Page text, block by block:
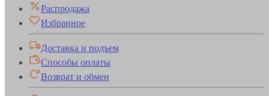
Распродажа
Избранное
Доставка и подъем
Способы оплаты
Возврат и обмен